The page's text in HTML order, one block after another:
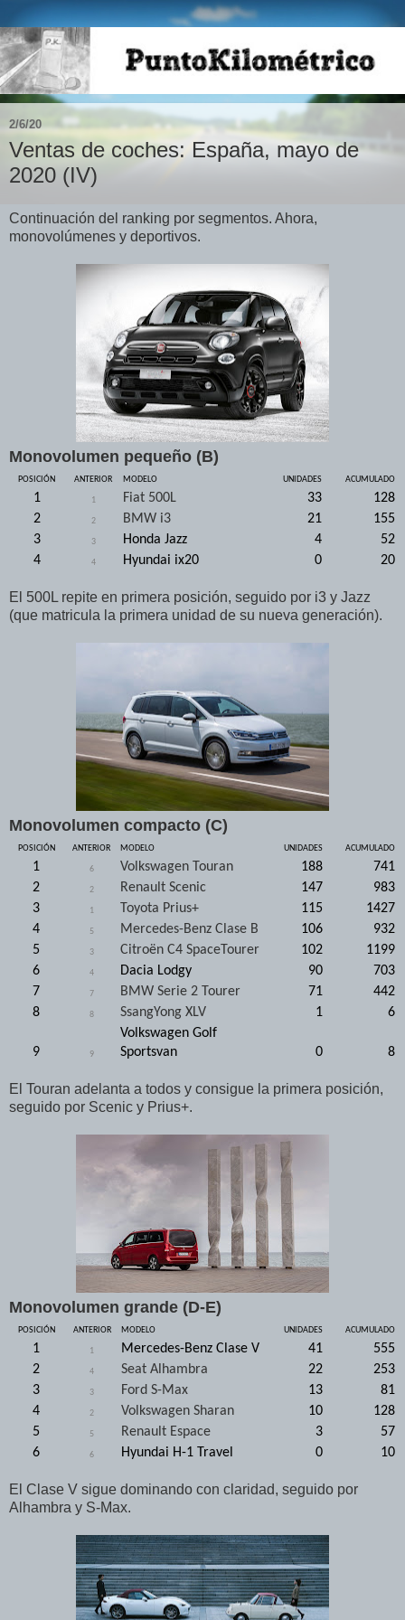
2/6/20
Ventas de coches: España, mayo de
2020 (IV)
Continuación del ranking por segmentos. Ahora,
monovolúmenes y deportivos.
Monovolumen pequeño (B)
POSICIÓN ANTERIOR MODELO UNIDADES ACUMULADO
1 1 Fiat 500L 33
128
2
2 BMW i3 21
155
3
3 Honda Jazz 4
52
4
4 Hyundai ix20 0 20
El 500L repite en primera posición, seguido por i3 y Jazz
(que matricula la primera unidad de su nueva generación).
Monovolumen compacto (C)
POSICIÓN ANTERIOR MODELO UNIDADES ACUMULADO
1 6 Volkswagen Touran 188
741
2
2 Renault Scenic 147
983
3
1 Toyota Prius+ 115
1427
4
5 Mercedes-Benz Clase B 106
932
5
3 Citroën C4 SpaceTourer 102
1199
6
4 Dacia Lodgy 90
703
7
7 BMW Serie 2 Tourer 71
442
8
8 SsangYong XLV 1 6
9 9
Volkswagen Golf
Sportsvan
0 8
El Touran adelanta a todos y consigue la primera posición,
seguido por Scenic y Prius+.
Monovolumen grande (D-E)
POSICIÓN ANTERIOR MODELO UNIDADES ACUMULADO
1 1 Mercedes-Benz Clase V 41
555
2
4 Seat Alhambra 22
253
3
3 Ford S-Max 13
81
4
2 Volkswagen Sharan 10
128
5
5 Renault Espace 3
57
6
6 Hyundai H-1 Travel 0 10
El Clase V sigue dominando con claridad, seguido por
Alhambra y S-Max.